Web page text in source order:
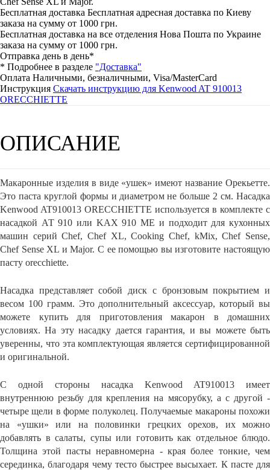
Бесплатная доставка Бесплатная адресная доставка по Киеву
заказа на сумму от 1000 грн.
Бесплатная доставка на все отделения Нова Пошта по Украине
заказа на сумму от 1000 грн.
Отправка день в день*
* Подробнее в разделе "Доставка"
Оплата Наличными, безналичными, Visa/MasterCard
Инструкция Скачать инструкцию для Kenwood AT 910013
ORECCHIETTE
ОПИСАНИЕ
Макаронные изделия в виде «ушек» имеют название Орекьетте.
Это паста круглой формы и диаметром не больше 2 см. Насадка
Kenwood AT910013 ORECCHIETTE используется в комплекте с
насадкой АТ 910 или KAX 910 ME и подходит для кухонных
машин серий Chef, Chef XL, Cooking Chef, kMix, Chef Sense,
Chef Sense XL и Major. С ее помощью вы изготовите настоящую
пасту orecchiette.
Насадка представляет собой диск с бронзовым покрытием и
весом 100 грамм. Это дополнительный аксессуар, который вы
можете купить для приготовления макарон в домашних
условиях. На эту насадку дается гарантия, и вы можете быть
уверенны, что эта комплектующая является сертифицированной
и оригинальной.
С одной стороны насадка Kenwood AT910013 имеет
внутреннюю резьбу для крепления на мясорубку, а с другой -
четыре щели в форме полуколец. Получаемые макароны похожи
на «ушки» или на половинки грецких орехов, их можно
добавлять в салаты, супы или готовить как отдельное блюдо.
Толщина этой пасты неравномерна - края более тонкие, чем
серединка, благодаря чему тесто быстрее высыхает. К пасте для